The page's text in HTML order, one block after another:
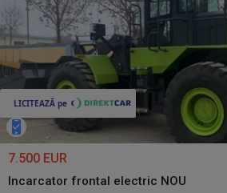
7.500 EUR
Incarcator frontal electric NOU